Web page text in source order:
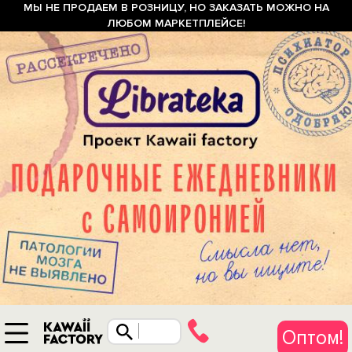
МЫ НЕ ПРОДАЕМ В РОЗНИЦУ, НО ЗАКАЗАТЬ МОЖНО НА
ЛЮБОМ МАРКЕТПЛЕЙСЕ!
Оптом!